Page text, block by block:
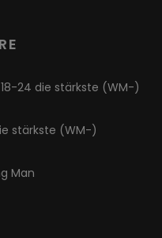
24 die stärkste (WM-)
stärkste (WM-)
Man